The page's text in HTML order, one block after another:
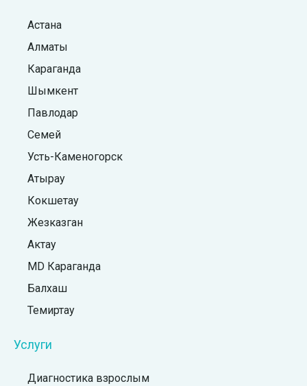
Астана
Алматы
Караганда
Шымкент
Павлодар
Семей
Усть-Каменогорск
Атырау
Кокшетау
Жезказган
Актау
MD Караганда
Балхаш
Темиртау
Услуги
Диагностика взрослым